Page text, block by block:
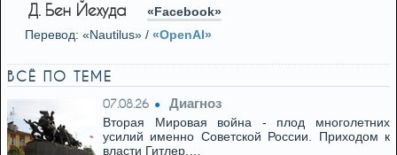
Д. Бен Йехуда
«Facebook»
Перевод: «Nautilus» / «OpenAI»
ВСЁ ПО ТЕМЕ
07.08.26 Диагноз
Вторая Мировая война - плод многолетних
усилий именно Советской России. Приходом к
власти Гитлер,…